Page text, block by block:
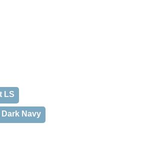
LS
Dark Navy